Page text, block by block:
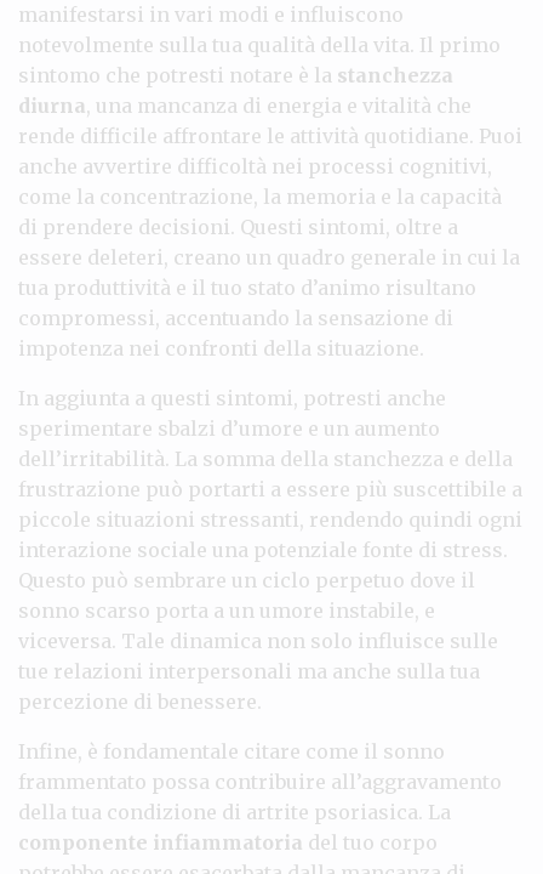
manifestarsi in vari modi e influiscono
notevolmente sulla tua qualità della vita. Il primo
sintomo che potresti notare è la stanchezza
diurna, una mancanza di energia e vitalità che
rende difficile affrontare le attività quotidiane. Puoi
anche avvertire difficoltà nei processi cognitivi,
come la concentrazione, la memoria e la capacità
di prendere decisioni. Questi sintomi, oltre a
essere deleteri, creano un quadro generale in cui la
tua produttività e il tuo stato d’animo risultano
compromessi, accentuando la sensazione di
impotenza nei confronti della situazione.
In aggiunta a questi sintomi, potresti anche
sperimentare sbalzi d’umore e un aumento
dell’irritabilità. La somma della stanchezza e della
frustrazione può portarti a essere più suscettibile a
piccole situazioni stressanti, rendendo quindi ogni
interazione sociale una potenziale fonte di stress.
Questo può sembrare un ciclo perpetuo dove il
sonno scarso porta a un umore instabile, e
viceversa. Tale dinamica non solo influisce sulle
tue relazioni interpersonali ma anche sulla tua
percezione di benessere.
Infine, è fondamentale citare come il sonno
frammentato possa contribuire all’aggravamento
della tua condizione di artrite psoriasica. La
componente infiammatoria del tuo corpo